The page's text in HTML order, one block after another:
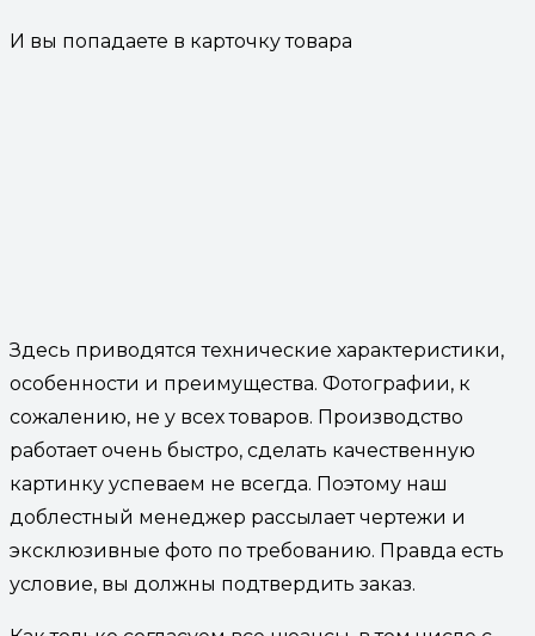
И вы попадаете в карточку товара
Здесь приводятся технические характеристики,
особенности и преимущества. Фотографии, к
сожалению, не у всех товаров. Производство
работает очень быстро, сделать качественную
картинку успеваем не всегда. Поэтому наш
доблестный менеджер рассылает чертежи и
эксклюзивные фото по требованию. Правда есть
условие, вы должны подтвердить заказ.